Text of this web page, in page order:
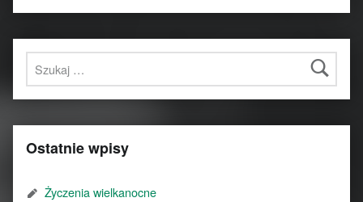
Szukaj:
Ostatnie wpisy
Życzenia wielkanocne